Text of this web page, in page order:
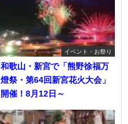
イベント・お祭り
和歌山・新宮で「熊野徐福万
燈祭・第64回新宮花火大会」
開催！8月12日～